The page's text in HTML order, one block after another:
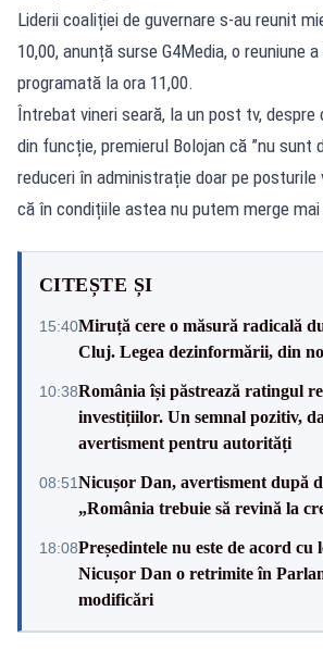
Liderii coaliției de guvernare s-au reunit
10,00, anunță surse G4Media, o reuniune
programată la ora 11,00.
Întrebat vineri seară, la un post tv, despre
din funcție, premierul Bolojan că ”nu sunt
reduceri în administrație doar pe
că în condițiile astea nu putem merge mai
CITEȘTE ȘI
15:40Miruță cere o măsură radicală
Cluj. Legea dezinformării, din
10:38România își păstrează ratingul
investițiilor. Un semnal pozitiv,
avertisment pentru autorități
08:51Nicușor Dan, avertisment după
„România trebuie să revină la
18:08Președintele nu este de acord cu
Nicușor Dan o retrimite în
modificări